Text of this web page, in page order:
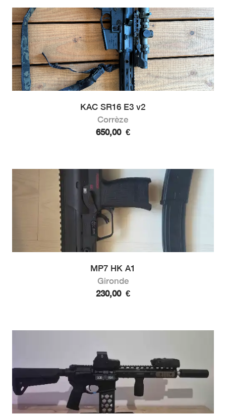
KAC SR16 E3 v2
Corrèze
650,00 €
MP7 HK A1
Gironde
230,00 €